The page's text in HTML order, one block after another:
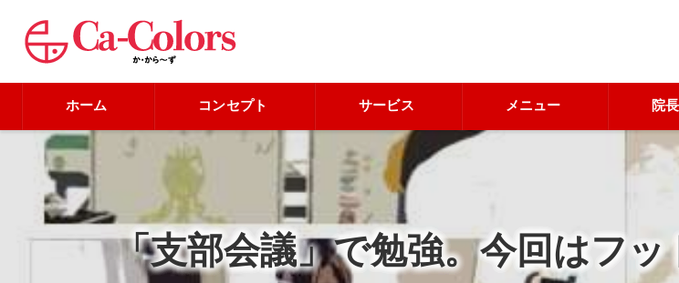
ホーム コンセプト サービス メニュー 院
「支部会議」で勉強。今回はフ